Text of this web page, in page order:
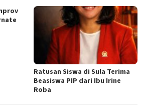
Ratusan Siswa di Sula Terima
Beasiswa PIP dari Ibu Irine
Roba